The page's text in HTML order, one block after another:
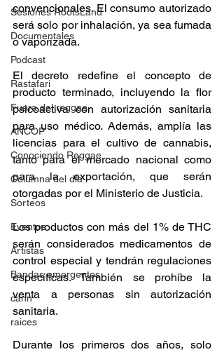
Sesiones RootsLand
Documentales
Podcast
Rastafari
Fuera del reggae
ANCOP
Conociendo Reggae
Columna del día
Sorteos
Eventos
Artistas
Bandas emergentes
cann
raices
convencionales. El consumo autorizado
será solo por inhalación, ya sea fumada
o vaporizada.
El decreto redefine el concepto de
producto terminado, incluyendo la flor
psicoactiva con autorización sanitaria
para uso médico. Además, amplía las
licencias para el cultivo de cannabis,
tanto para el mercado nacional como
para la exportación, que serán
otorgadas por el Ministerio de Justicia.
Los productos con más del 1% de THC
serán considerados medicamentos de
control especial y tendrán regulaciones
específicas. También se prohíbe la
venta a personas sin autorización
sanitaria.
Durante los primeros dos años, solo